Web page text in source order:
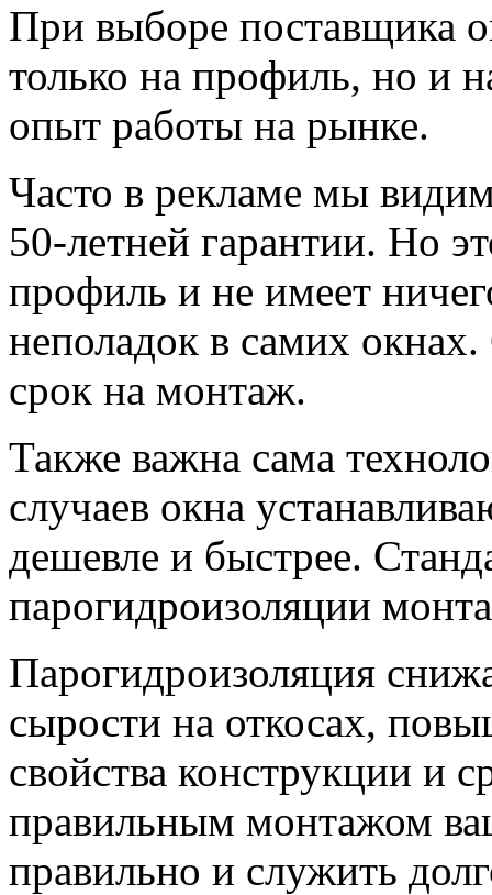
При выборе поставщика
только на профиль, но и
опыт работы на рынке.
Часто в рекламе мы
50-летней гарантии. Но
профиль и не имеет
неполадок в самих
срок на монтаж.
Также важна сама
случаев окна
дешевле и быстрее.
парогидроизоляции
Парогидроизоляция
сырости на откосах,
свойства конструкции и
правильным монтажом
правильно и служить